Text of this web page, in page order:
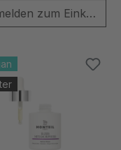
Anmelden zum Einkaufen